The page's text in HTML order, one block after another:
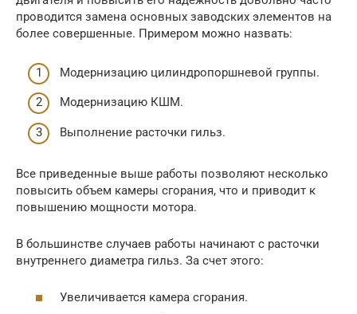
проводится замена основных заводских элементов на
более совершенные. Примером можно назвать:
Модернизацию цилиндропоршневой группы.
Модернизацию КШМ.
Выполнение расточки гильз.
Все приведенные выше работы позволяют несколько
повысить объем камеры сгорания, что и приводит к
повышению мощности мотора.
В большинстве случаев работы начинают с расточки
внутреннего диаметра гильз. За счет этого:
Увеличивается камера сгорания.